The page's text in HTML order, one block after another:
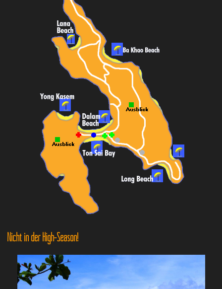
Nicht in der High-Season!